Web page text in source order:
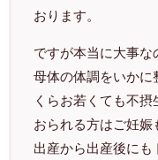
おります。
ですが本当に大事
母体の体調をいかに
くらお若くても不
おられる方はご妊娠
出産から出産後にも